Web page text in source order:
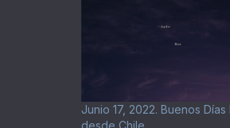
Junio 17, 2022. Buenos Días